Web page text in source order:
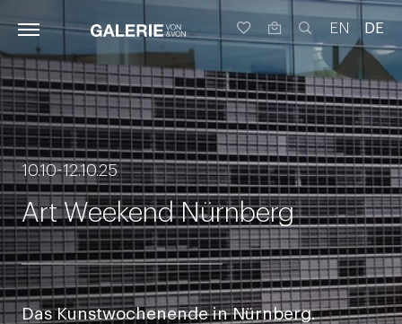
EN DE
10.10-12.10.25
Art Weekend Nürnberg
Das Kunstwochenende in Nürnberg.